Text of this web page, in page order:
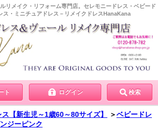
リメイク・リフォーム専門店。セレモニードレス・ベビード
ス・ミニチュアドレス－リメイクドレスHanaKana
ト ログイン 検索
【新生児～1歳60～80サイズ】 ＞ベビードレ
ジーピンク